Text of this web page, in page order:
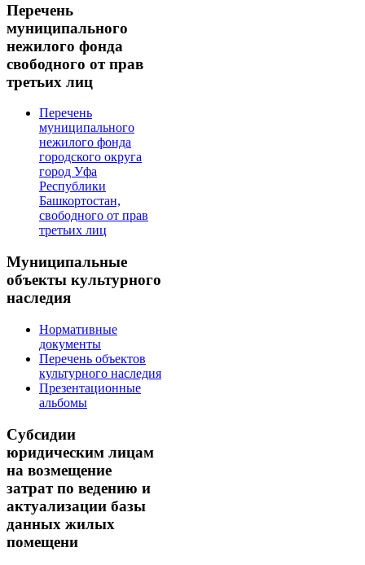
Перечень
муниципального
нежилого фонда
свободного от прав
третьих лиц
Перечень
муниципального
нежилого фонда
городского округа
город Уфа
Республики
Башкортостан,
свободного от прав
третьих лиц
Муниципальные
объекты культурного
наследия
Нормативные
документы
Перечень объектов
культурного наследия
Презентационные
альбомы
Субсидии
юридическим лицам
на возмещение
затрат по ведению и
актуализации базы
данных жилых
помещени